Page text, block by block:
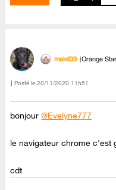
melet39 Orange Star
Posté le ‎20/11/2020 11h51
bonjour@Evelyne777
le navigateur chrome c'est
cdt